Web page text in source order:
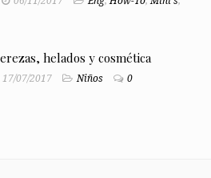
helados y cosmética
17/07/2017 Niños 0